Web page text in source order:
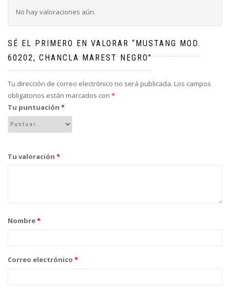
No hay valoraciones aún.
SÉ EL PRIMERO EN VALORAR “MUSTANG MOD.
60202, CHANCLA MAREST NEGRO”
Tu dirección de correo electrónico no será publicada. Los campos
obligatorios están marcados con *
Tu puntuación *
Tu valoración *
Nombre*
Correo electrónico *